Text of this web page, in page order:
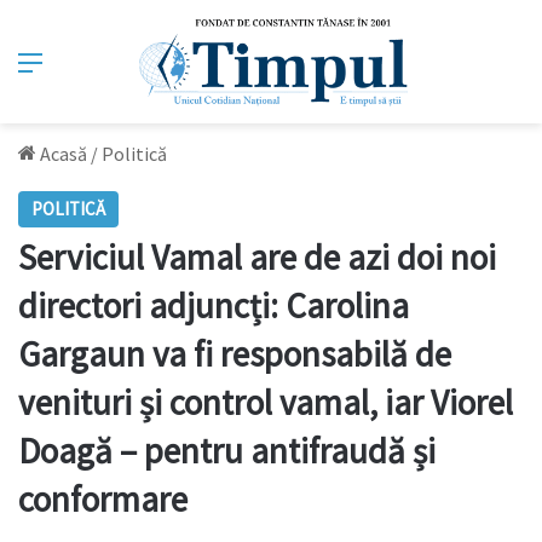
Meniu
Acasă / Politică
POLITICĂ
Serviciul Vamal are de azi doi noi
directori adjuncți: Carolina
Gargaun va fi responsabilă de
venituri și control vamal, iar Viorel
Doagă – pentru antifraudă și
conformare